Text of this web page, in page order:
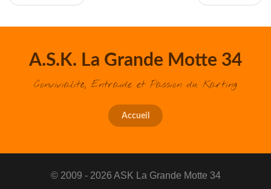
A.S.K. La Grande Motte 34
Convivialité, Entraide et Passion du Karting
Accueil
© 2009 - 2026 ASK La Grande Motte 34